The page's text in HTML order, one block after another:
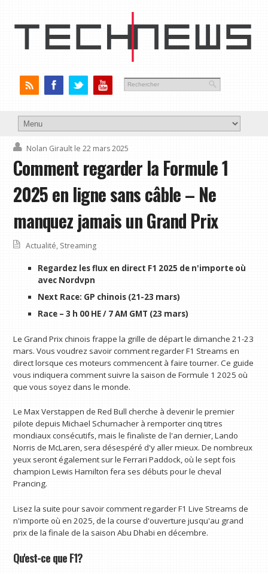
Nolan Girault le 22 mars 2025
Comment regarder la Formule 1
2025 en ligne sans câble – Ne
manquez jamais un Grand Prix
Actualité, Streaming
Regardez les flux en direct F1 2025 de n'importe où
avec Nordvpn
Next Race: GP chinois (21-23 mars)
Race – 3 h 00 HE / 7 AM GMT (23 mars)
Le Grand Prix chinois frappe la grille de départ le dimanche 21-23
mars. Vous voudrez savoir comment regarder F1 Streams en
direct lorsque ces moteurs commencent à faire tourner. Ce guide
vous indiquera comment suivre la saison de Formule 1 2025 où
que vous soyez dans le monde.
Le Max Verstappen de Red Bull cherche à devenir le premier
pilote depuis Michael Schumacher à remporter cinq titres
mondiaux consécutifs, mais le finaliste de l'an dernier, Lando
Norris de McLaren, sera désespéré d'y aller mieux. De nombreux
yeux seront également sur le Ferrari Paddock, où le sept fois
champion Lewis Hamilton fera ses débuts pour le cheval
Prancing.
Lisez la suite pour savoir comment regarder F1 Live Streams de
n'importe où en 2025, de la course d'ouverture jusqu'au grand
prix de la finale de la saison Abu Dhabi en décembre.
Qu'est-ce que F1?